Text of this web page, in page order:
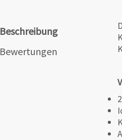
Beschreibung
Bewertungen